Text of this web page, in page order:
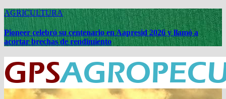
AGRICULTURA
Pioneer celebró su centenario en Aapresid 2026 y llamó a
acortar brechas de rendimiento